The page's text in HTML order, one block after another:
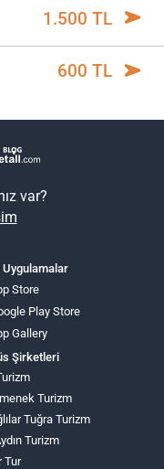
1.500 TL
600 TL
var?
Uygulamalar
Store
Play Store
Gallery
Şirketleri
Turizm
Tuğra Turizm
Turizm
Tur